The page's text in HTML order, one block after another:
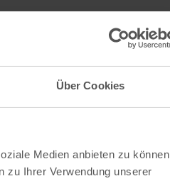
Über Cookies
Medien anbieten zu können
zu Ihrer Verwendung unserer